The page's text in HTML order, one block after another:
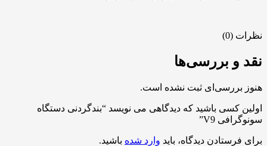
نظرات (0)
نقد و بررسی‌ها
هنوز بررسی‌ای ثبت نشده است.
اولین کسی باشید که دیدگاهی می نویسد “بندگردنی دستگاه
سونوگرافی V9”
برای فرستادن دیدگاه، باید وارد شده باشید.